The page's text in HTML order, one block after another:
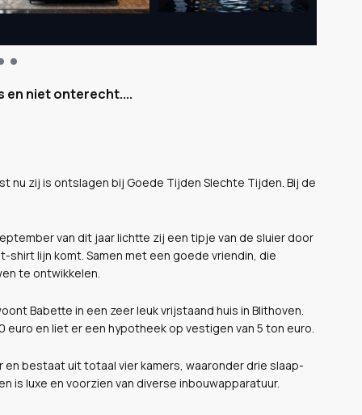
en niet onterecht....
nu zij is ontslagen bij Goede Tijden Slechte Tijden. Bij de
van dit jaar lichtte zij een tipje van de sluier door
lijn komt. Samen met een goede vriendin, die
te ontwikkelen.
Babette in een zeer leuk vrijstaand huis in Blithoven.
en liet er een hypotheek op vestigen van 5 ton euro.
bestaat uit totaal vier kamers, waaronder drie slaap-
is luxe en voorzien van diverse inbouwapparatuur.